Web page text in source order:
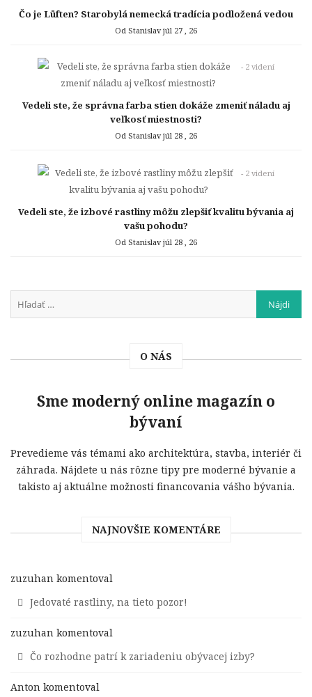
Čo je Lüften? Starobylá nemecká tradícia podložená vedou
Od Stanislavjúl 27 , 26
- 2 videní
Vedeli ste, že správna farba stien dokáže zmeniť náladu aj
veľkosť miestnosti?
Od Stanislavjúl 28 , 26
- 2 videní
Vedeli ste, že izbové rastliny môžu zlepšiť kvalitu bývania aj
vašu pohodu?
Od Stanislavjúl 28 , 26
O NÁS
Sme moderný online magazín o
bývaní
Prevedieme vás témami ako architektúra, stavba, interiér či
záhrada. Nájdete u nás rôzne tipy pre moderné bývanie a
takisto aj aktuálne možnosti financovania vášho bývania.
NAJNOVŠIE KOMENTÁRE
zuzuhan komentoval
Jedovaté rastliny, na tieto pozor!
zuzuhan komentoval
Čo rozhodne patrí k zariadeniu obývacej izby?
Anton komentoval